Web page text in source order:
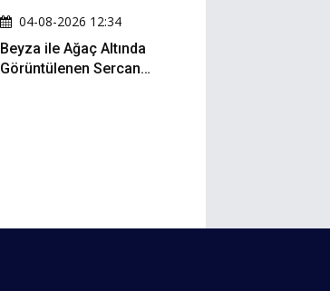
04-08-2026 12:34
Beyza ile Ağaç Altında
Görüntülenen Sercan